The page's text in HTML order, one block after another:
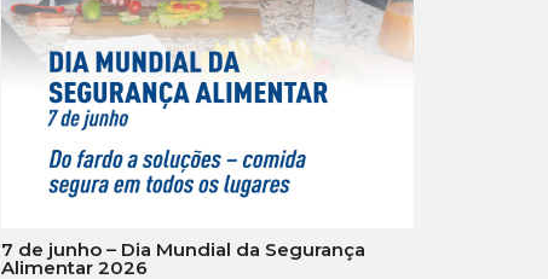
7 de junho – Dia Mundial da Segurança
Alimentar 2026